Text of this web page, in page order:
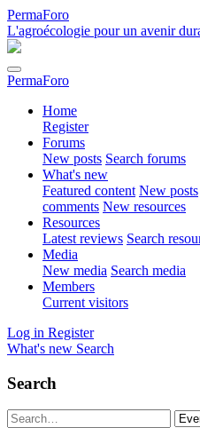
PermaForo
L'agroécologie pour un avenir
PermaForo
Home
Register
Forums
New posts Search forums
What's new
Featured content New posts
comments New resources
Resources
Latest reviews Search
Media
New media Search media
Members
Current visitors
Log in Register
What's new Search
Search